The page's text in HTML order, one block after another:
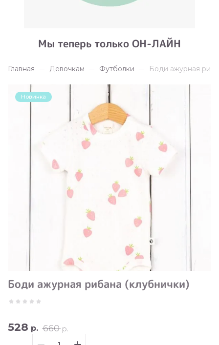
Мы теперь только ОН-ЛАЙН
Главная Девочкам Футболки Боди ажурная
Новинка
Боди ажурная рибана (клубнички)
660 р.
528 р.